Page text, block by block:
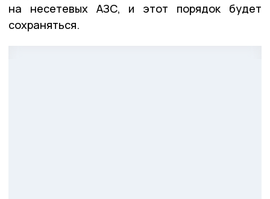
на несетевых АЗС, и этот порядок будет
сохраняться.